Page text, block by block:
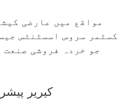
مواقع میں عارضی
کسٹمر سروس اسسٹنٹس
جو خردہ فروشی صنعت
کیریر